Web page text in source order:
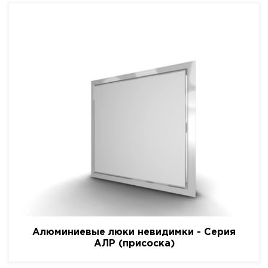
Алюминиевые люки невидимки - Серия
АЛР (присоска)